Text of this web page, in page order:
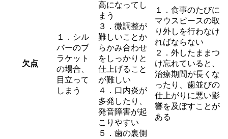
欠点
１．シル
バーのブ
ラケット
の場合、
目立って
しまう
高になってし
まう
３．微調整が
難しいことか
らかみ合わせ
をしっかりと
仕上げること
が難しい
４．口内炎が
多発したり、
発音障害が起
こりやすい
５．歯の裏側
１ ． 食事のたびに
マウスピースの取
り外しを行わなけ
ればならない
２．外したままつ
け忘れていると、
治療期間が長くな
ったり、歯並びの
仕上がりに悪い影
響を及ぼすことが
ある